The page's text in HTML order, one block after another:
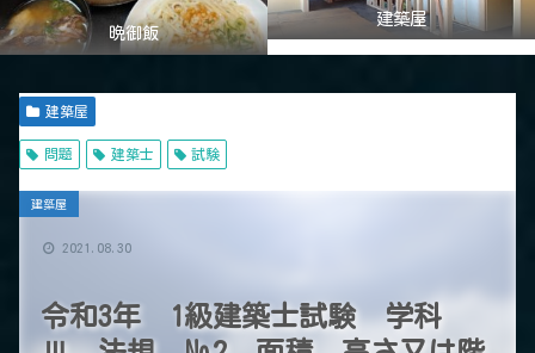
晩御飯
建築屋
建築屋
問題 建築士 試験
令和3年 1級建築士試験 学科
建築屋
2021.08.30